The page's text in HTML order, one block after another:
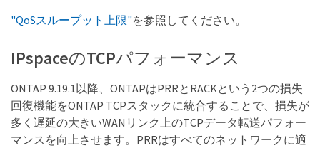
"QoSスループット上限"を参照してください。
IPspaceのTCPパフォーマンス
ONTAP 9.19.1以降、ONTAPはPRRとRACKという2つの損失
回復機能をONTAP TCPスタックに統合することで、損失が
多く遅延の大きいWANリンク上のTCPデータ転送パフォー
マンスを向上させます。PRRはすべてのネットワークに適